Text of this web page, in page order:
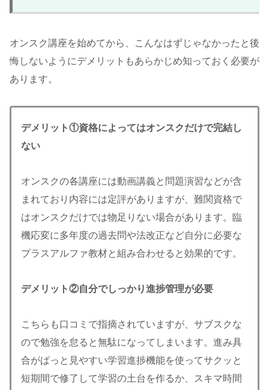
オンスク講座を始めてから、こんなはずじゃなかったと後
悔しないようにデメリットもあらかじめ知っておく必要が
あります。
デメリット①資格によってはオンスクだけで完結し
ない
オンスクの各講座には動画講義と問題演習などが含
まれており内容には定評がありますが、難関資格で
はオンスクだけでは物足りない場合があります。臨
機応変に多年度の過去問や法改正など自分に必要な
プラスアルファ教材と組み合わせると効果的です。
デメリット②自分でしっかり進捗管理が必要
こちらも口コミで指摘されていますが、サブスクな
ので勉強を怠ると無駄になってしまいます。進み具
合がぱっと見やすい学習進捗機能を使ってサクッと
短期間で修了して学習の土台を作るか、スキマ時間